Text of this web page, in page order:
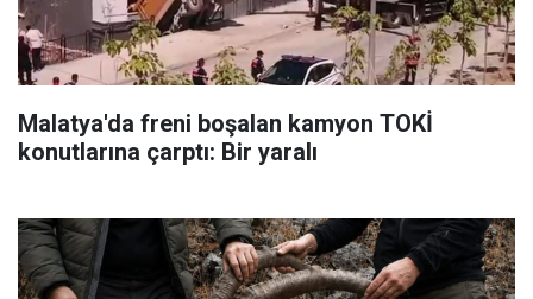
Malatya'da freni boşalan kamyon TOKİ
konutlarına çarptı: Bir yaralı